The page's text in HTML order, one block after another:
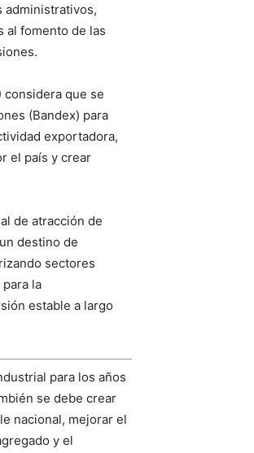
administrativos,
al fomento de las
considera que se
(Bandex) para
exportadora,
el país y crear
de atracción de
destino de
sectores
la
estable a largo
para los años
se debe crear
nacional, mejorar el
y el